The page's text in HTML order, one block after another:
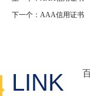
下一个：AAA信用证书
LINK